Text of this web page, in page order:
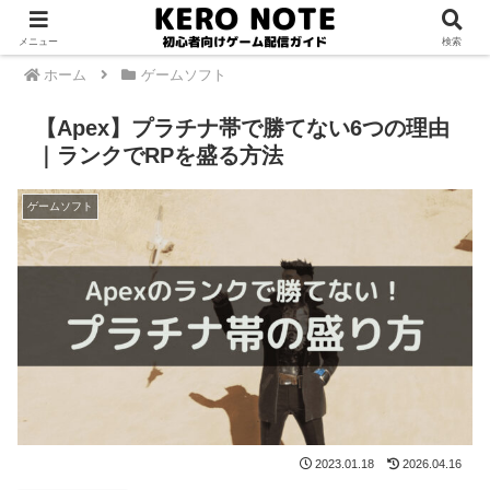
PR
ホーム ゲームソフト
【Apex】プラチナ帯で勝てない6つの理由
｜ランクでRPを盛る方法
ゲームソフト
2023.01.18 2026.04.16
メニュー 検索